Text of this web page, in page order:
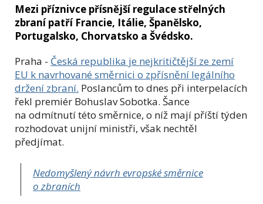
Mezi příznivce přísnější regulace střelných
zbraní patří Francie, Itálie, Španělsko,
Portugalsko, Chorvatsko a Švédsko.
Praha - Česká republika je nejkritičtější ze zemí
EU k navrhované směrnici o zpřísnění legálního
držení zbraní. Poslancům to dnes při interpelacích
řekl premiér Bohuslav Sobotka. Šance
na odmítnutí této směrnice, o níž mají příští týden
rozhodovat unijní ministři, však nechtěl
předjímat.
Nedomyšlený návrh evropské směrnice
o zbraních